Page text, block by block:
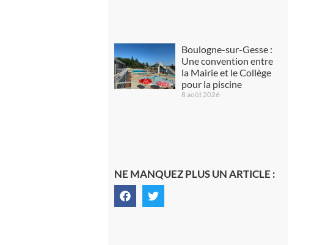
Boulogne-sur-Gesse :
Une convention entre
la Mairie et le Collège
pour la piscine
8 août 2026
NE MANQUEZ PLUS UN ARTICLE :